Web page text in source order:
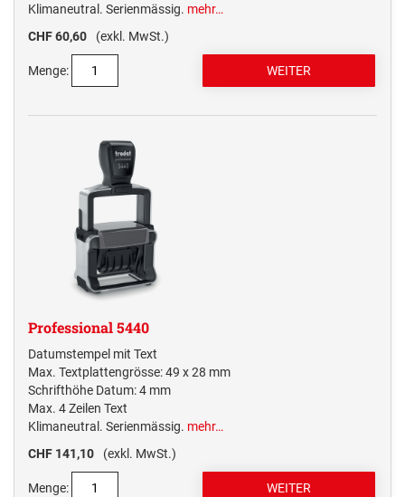
Klimaneutral. Serienmässig. mehr…
CHF 60,60
(exkl. MwSt.)
Menge:
Professional 5440
Datumstempel mit Text
Max. Textplattengrösse: 49 x 28 mm
Schrifthöhe Datum: 4 mm
Max. 4 Zeilen Text
Klimaneutral. Serienmässig. mehr…
CHF 141,10
(exkl. MwSt.)
Menge: